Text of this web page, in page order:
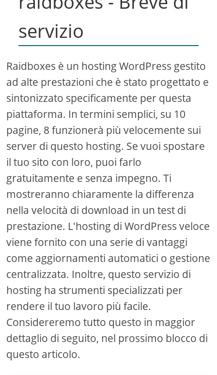
servizio
Raidboxes è un hosting WordPress gestito
ad alte prestazioni che è stato progettato e
sintonizzato specificamente per questa
piattaforma. In termini semplici, su 10
pagine, 8 funzionerà più velocemente sui
server di questo hosting. Se vuoi spostare
il tuo sito con loro, puoi farlo
gratuitamente e senza impegno. Ti
mostreranno chiaramente la differenza
nella velocità di download in un test di
prestazione. L'hosting di WordPress veloce
viene fornito con una serie di vantaggi
come aggiornamenti automatici o gestione
centralizzata. Inoltre, questo servizio di
hosting ha strumenti specializzati per
rendere il tuo lavoro più facile.
Considereremo tutto questo in maggior
dettaglio di seguito, nel prossimo blocco di
questo articolo.